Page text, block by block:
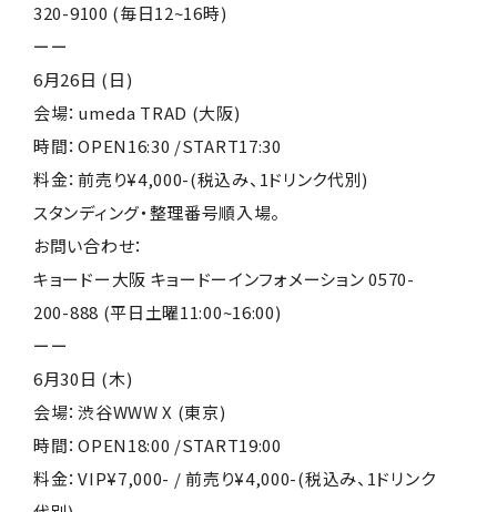
320-9100 (毎日12~16時)
ーー
6月26日 (日)
会場：umeda TRAD (大阪)
時間：OPEN16:30 /START17:30
料金：前売り¥4,000-(税込み、1ドリンク代別)
スタンディング・整理番号順入場。
お問い合わせ：
キョードー大阪 キョードーインフォメーション 0570-
200-888 (平日土曜11:00~16:00)
ーー
6月30日 (木)
会場：渋谷WWW X (東京)
時間：OPEN18:00 /START19:00
料金：VIP¥7,000- / 前売り¥4,000-(税込み、1ドリンク